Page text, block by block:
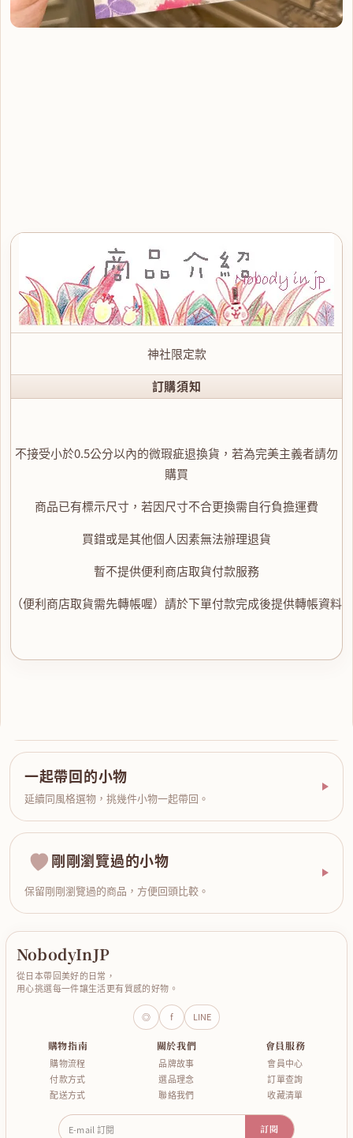
神社限定款
訂購須知
不接受小於0.5公分以內的微瑕疵退換貨，若為完美主義者請勿
購買
商品已有標示尺寸，若因尺寸不合更換需自行負擔運費
買錯或是其他個人因素無法辦理退貨
暫不提供便利商店取貨付款服務
（便利商店取貨需先轉帳喔）請於下單付款完成後提供轉帳資料
一起帶回的小物
延續同風格選物，挑幾件小物一起帶回。
剛剛瀏覽過的小物
保留剛剛瀏覽過的商品，方便回頭比較。
NobodyInJP
從日本帶回美好的日常，
用心挑選每一件讓生活更有質感的好物。
◎ f LINE
購物指南
購物流程
付款方式
配送方式
關於我們
品牌故事
選品理念
聯絡我們
會員服務
會員中心
訂單查詢
收藏清單
E-mail 訂閱 訂閱